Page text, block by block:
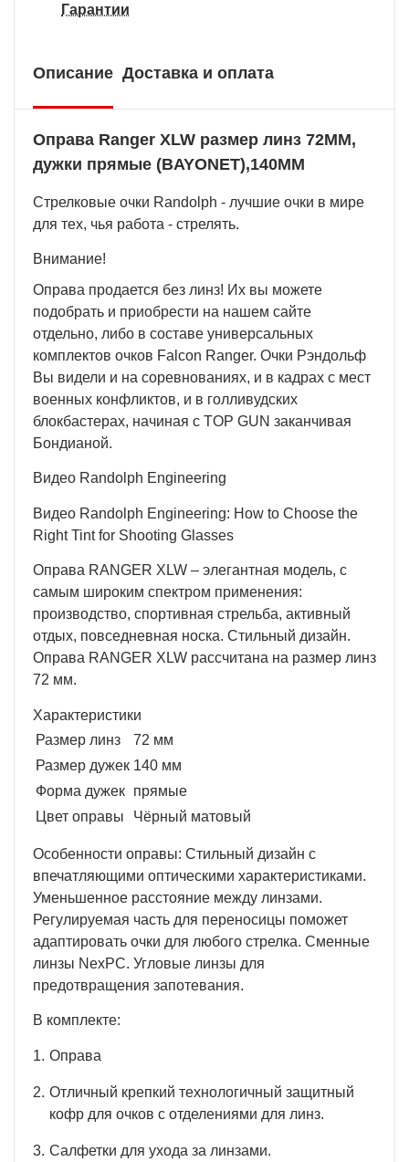
Гарантии
Описание Доставка и оплата
Оправа Ranger XLW размер линз 72MM,
дужки прямые (BAYONET),140MM
Стрелковые очки Randolph - лучшие очки в мире
для тех, чья работа - стрелять.
Внимание!
Оправа продается без линз! Их вы можете
подобрать и приобрести на нашем сайте
отдельно, либо в составе универсальных
комплектов очков Falcon Ranger. Очки Рэндольф
Вы видели и на соревнованиях, и в кадрах с мест
военных конфликтов, и в голливудских
блокбастерах, начиная с TOP GUN заканчивая
Бондианой.
Видео Randolph Engineering
Видео Randolph Engineering: How to Choose the
Right Tint for Shooting Glasses
Оправа RANGER XLW – элегантная модель, с
самым широким спектром применения:
производство, спортивная стрельба, активный
отдых, повседневная носка. Стильный дизайн.
Оправа RANGER XLW рассчитана на размер линз
72 мм.
Характеристики
Размер линз
72 мм
Размер дужек 140 мм
Форма дужек прямые
Цвет оправы
Чёрный матовый
Особенности оправы: Стильный дизайн с
впечатляющими оптическими характеристиками.
Уменьшенное расстояние между линзами.
Регулируемая часть для переносицы поможет
адаптировать очки для любого стрелка. Сменные
линзы NexPC. Угловые линзы для
предотвращения запотевания.
В комплекте:
Оправа
Отличный крепкий технологичный защитный
кофр для очков с отделениями для линз.
Салфетки для ухода за линзами.